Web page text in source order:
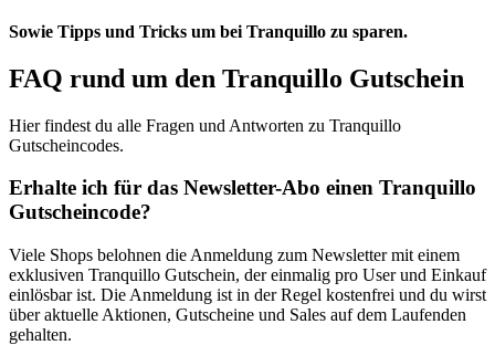
Sowie Tipps und Tricks um bei Tranquillo zu sparen.
FAQ rund um den Tranquillo Gutschein
Hier findest du alle Fragen und Antworten zu Tranquillo
Gutscheincodes.
Erhalte ich für das Newsletter-Abo einen Tranquillo
Gutscheincode?
Viele Shops belohnen die Anmeldung zum Newsletter mit einem
exklusiven Tranquillo Gutschein, der einmalig pro User und Einkauf
einlösbar ist. Die Anmeldung ist in der Regel kostenfrei und du wirst
über aktuelle Aktionen, Gutscheine und Sales auf dem Laufenden
gehalten.